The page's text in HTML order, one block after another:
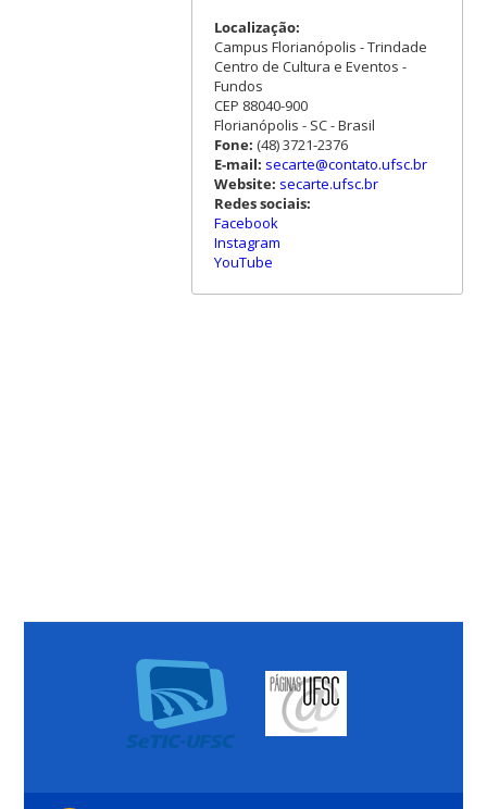
Localização:
Campus Florianópolis - Trindade
Centro de Cultura e Eventos -
Fundos
CEP 88040-900
Florianópolis - SC - Brasil
Fone: (48) 3721-2376
E-mail: secarte@contato.ufsc.br
Website: secarte.ufsc.br
Redes sociais:
Facebook
Instagram
YouTube